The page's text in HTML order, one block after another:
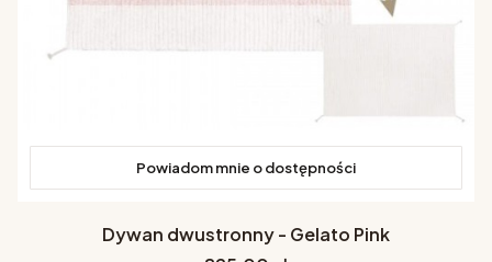
Powiadom mnie o dostępności
Dywan dwustronny - Gelato Pink